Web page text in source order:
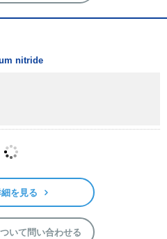
nitride
を見る
いて問い合わせる